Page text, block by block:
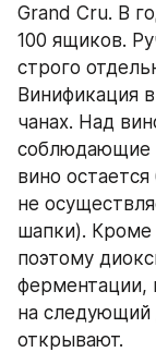
Grand Cru. В
100 ящиков.
строго
Винификация
чанах. Над
соблюдающие
вино
не
шапки). Кроме
поэтому
ферментации,
на следующий
открывают.